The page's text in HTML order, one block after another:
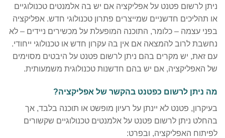
ניתן לרשום פטנט על אפליקציה אם יש בה אלמנטים טכנולוגיים
או תהליכים חדשניים שמייצרים פתרון טכנולוגי חדש. אפליקציה
בפני עצמה – כלומר, התוכנה המופעלת על מכשירים ניידים – לא
נחשבת לרוב להמצאה אם אין בה עקרון חדש או טכנולוגי ייחודי.
עם זאת, יש מקרים בהם ניתן לרשום פטנט על היבטים מסוימים
של האפליקציה, אם יש בהם חדשנות טכנולוגית משמעותית.
מה ניתן לרשום כפטנט בהקשר של אפליקציה?
בעיקרון, פטנט לא יינתן על רעיון מופשט או תוכנה בלבד, אך
בהחלט ניתן לרשום פטנט על אלמנטים טכנולוגיים שקשורים
לפיתוח האפליקציה, ובפרט: